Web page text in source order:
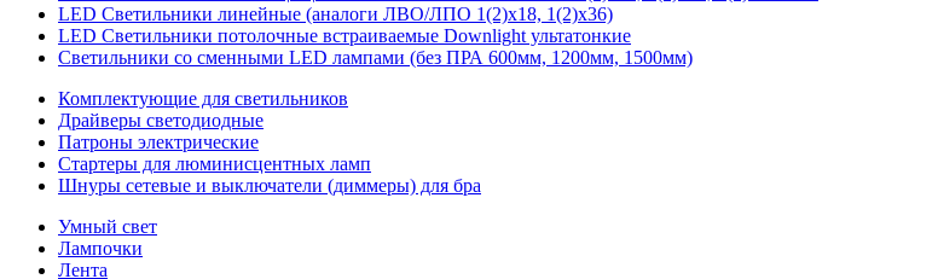
LED Светильники линейные (аналоги ЛВО/ЛПО 1(2)х18, 1(2)х36)
LED Светильники потолочные встраиваемые Downlight ультатонкие
Светильники со сменными LED лампами (без ПРА 600мм, 1200мм, 1500мм)
Комплектующие для светильников
Драйверы светодиодные
Патроны электрические
Стартеры для люминисцентных ламп
Шнуры сетевые и выключатели (диммеры) для бра
Умный свет
Лампочки
Лента